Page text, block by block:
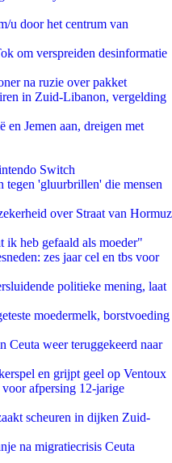
u door het centrum van
om verspreiden desinformatie
na ruzie over pakket
in Zuid-Libanon, vergelding
Jemen aan, dreigen met
Switch
'gluurbrillen' die mensen
over Straat van Hormuz
heb gefaald als moeder"
zes jaar cel en tbs voor
politieke mening, laat
moedermelk, borstvoeding
Ceuta weer teruggekeerd naar
en grijpt geel op Ventoux
afpersing 12-jarige
scheuren in dijken Zuid-
na migratiecrisis Ceuta